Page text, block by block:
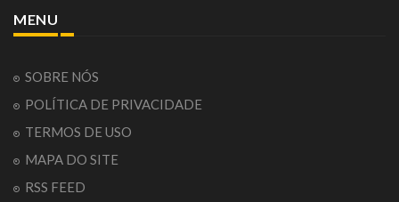
MENU
SOBRE NÓS
POLÍTICA DE PRIVACIDADE
TERMOS DE USO
MAPA DO SITE
RSS FEED